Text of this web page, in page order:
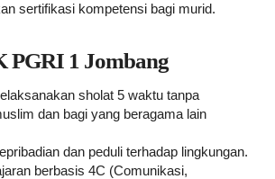
sertifikasi kompetensi bagi murid.
PGRI 1 Jombang
sholat 5 waktu tanpa
dan bagi yang beragama lain
dan peduli terhadap lingkungan.
berbasis 4C (Comunikasi,